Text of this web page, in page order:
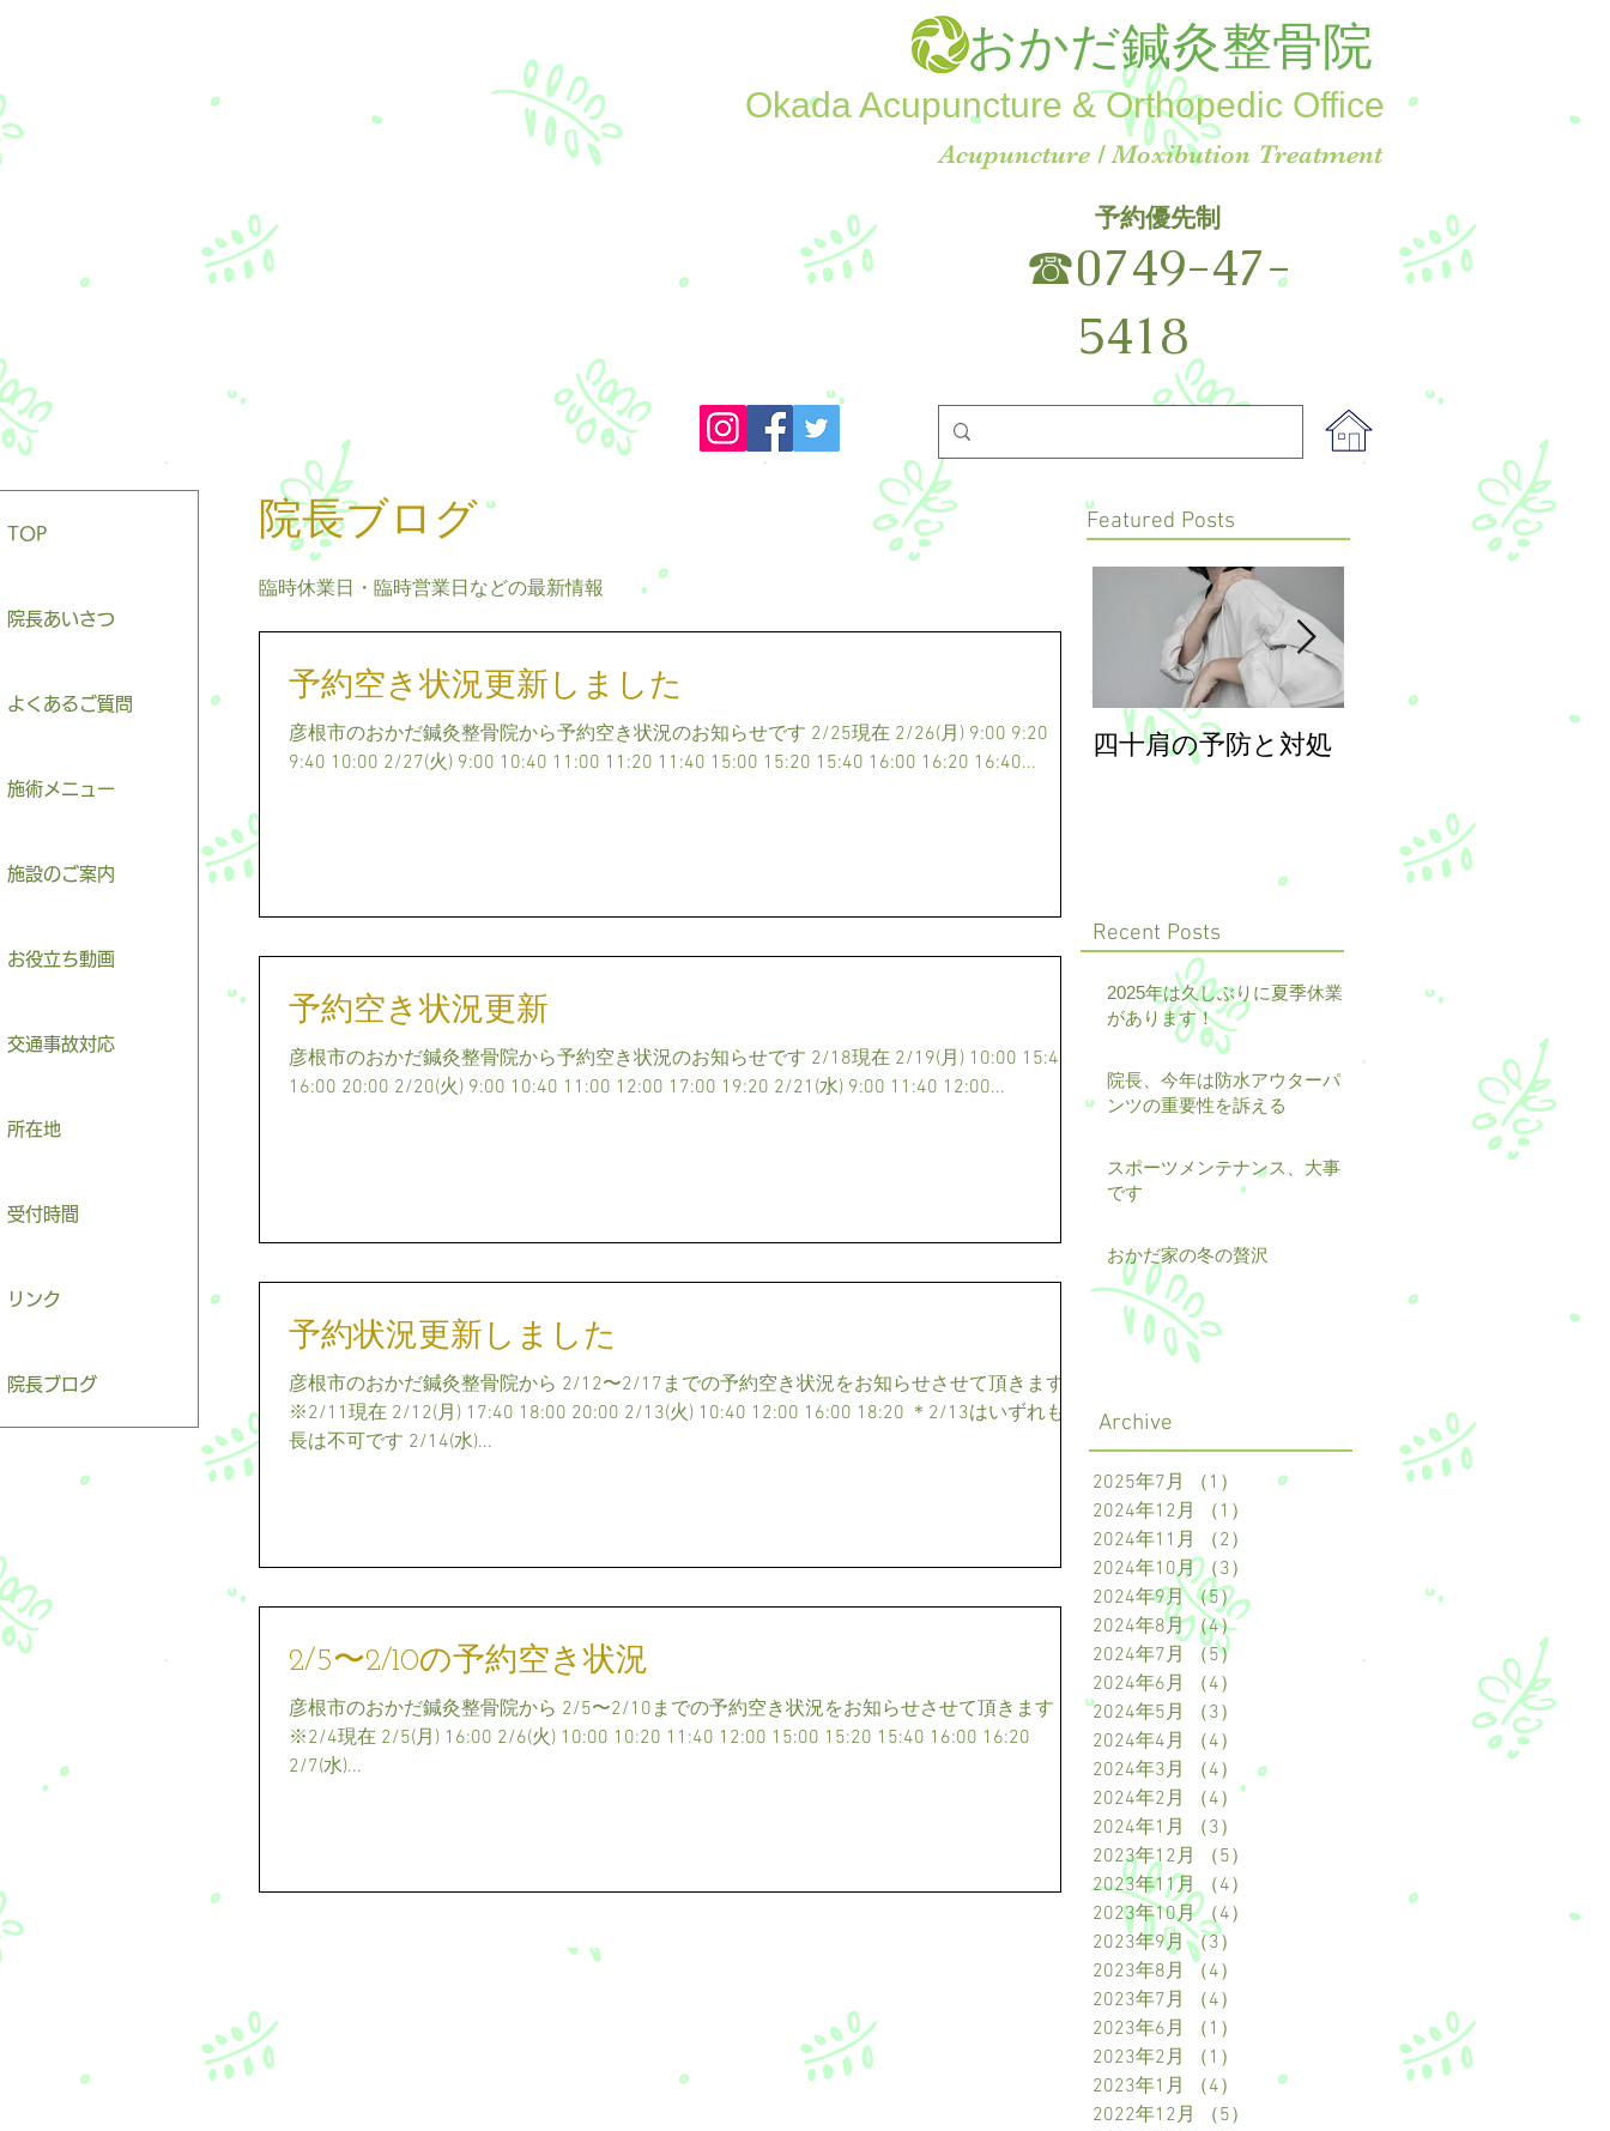
おかだ鍼灸整骨院
Okada Acupuncture & Orthopedic Office
Acupuncture / Moxibution Treatment
予約優先制
☎0749-47-
5418
TOP
院長あいさつ
よくあるご質問
施術メニュー
施設のご案内
お役立ち動画
交通事故対応
所在地
受付時間
リンク
院長ブログ
院長ブログ
臨時休業日・臨時営業日などの最新情報
予約空き状況更新しました
彦根市のおかだ鍼灸整骨院から予約空き状況のお知らせです 2/25現在 2/26(月) 9:00 9:20
9:40 10:00 2/27(火) 9:00 10:40 11:00 11:20 11:40 15:00 15:20 15:40 16:00 16:20 16:40...
予約空き状況更新
彦根市のおかだ鍼灸整骨院から予約空き状況のお知らせです 2/18現在 2/19(月) 10:00 15:40
16:00 20:00 2/20(火) 9:00 10:40 11:00 12:00 17:00 19:20 2/21(水) 9:00 11:40 12:00...
予約状況更新しました
彦根市のおかだ鍼灸整骨院から 2/12〜2/17までの予約空き状況をお知らせさせて頂きます
※2/11現在 2/12(月) 17:40 18:00 20:00 2/13(火) 10:40 12:00 16:00 18:20 ＊2/13はいずれも延
長は不可です 2/14(水)...
2/5〜2/10の予約空き状況
彦根市のおかだ鍼灸整骨院から 2/5〜2/10までの予約空き状況をお知らせさせて頂きます
※2/4現在 2/5(月) 16:00 2/6(火) 10:00 10:20 11:40 12:00 15:00 15:20 15:40 16:00 16:20
2/7(水)...
Featured Posts
四十肩の予防と対処
Recent Posts
2025年は久しぶりに夏季休業
があります！
院長、今年は防水アウターパ
ンツの重要性を訴える
スポーツメンテナンス、大事
です
おかだ家の冬の贅沢
Archive
2025年7月 （1）
1件の記事
2024年12月
（1）
2024年11月
（2）
2024年10月 （3）
2024年9月 （5）5件の記事
2024年8月 （4）4件の記事
2024年7月
（5）
2024年6月
（4）
2024年5月
（3）
2024年4月
（4）
2024年3月
（4）
4件の記事
2024年2月
（4）
4件の記事
2024年1月
（3）
2023年12月
（5）
2023年11月 （4）
2023年10月 （4）
2023年9月 （3）
2023年8月
（4）
2023年7月
（4）
2023年6月
（1）
2023年2月
（1）
2023年1月
（4）
4件の記事
2022年12月
（5）